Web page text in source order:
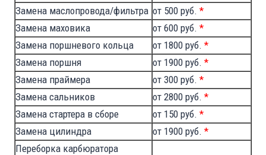
Замена маслопровода/фильтра от 500 руб. *
Замена маховика
от 600 руб. *
Замена поршневого кольца
от 1800 руб. *
Замена поршня
от 1900 руб. *
Замена праймера
от 300 руб. *
Замена сальников
от 2800 руб. *
Замена стартера в сборе
от 150 руб. *
Замена цилиндра
от 1900 руб. *
Переборка карбюратора